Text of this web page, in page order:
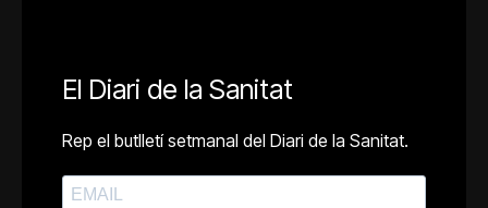
El Diari de la Sanitat
Rep el butlletí setmanal del Diari de la Sanitat.